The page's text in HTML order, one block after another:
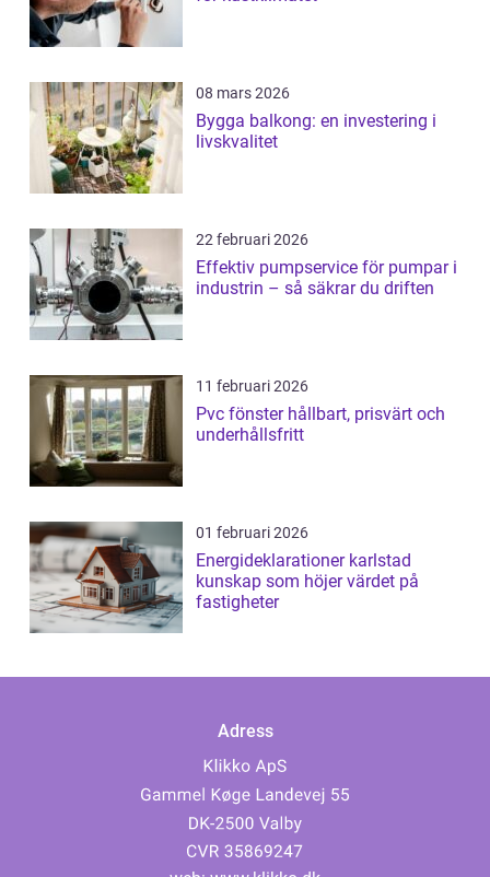
08 mars 2026
Bygga balkong: en investering i
livskvalitet
22 februari 2026
Effektiv pumpservice för pumpar i
industrin – så säkrar du driften
11 februari 2026
Pvc fönster hållbart, prisvärt och
underhållsfritt
01 februari 2026
Energideklarationer karlstad
kunskap som höjer värdet på
fastigheter
Adress